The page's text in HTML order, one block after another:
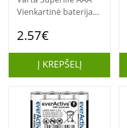
Vienkartinė baterija
2.57€
Į KREPŠELĮ